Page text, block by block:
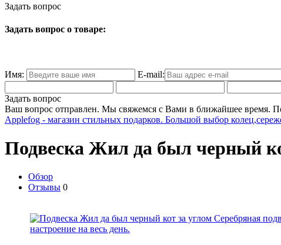
Задать вопрос
Задать вопрос о товаре:
Имя: E-mail:
Задать вопрос
Ваш вопрос отправлен. Мы свяжемся с Вами в ближайшее время.
Applefog - магазин стильных подарков. Большой выбор
Подвеска Жил да был черный
Обзор
Отзывы 0